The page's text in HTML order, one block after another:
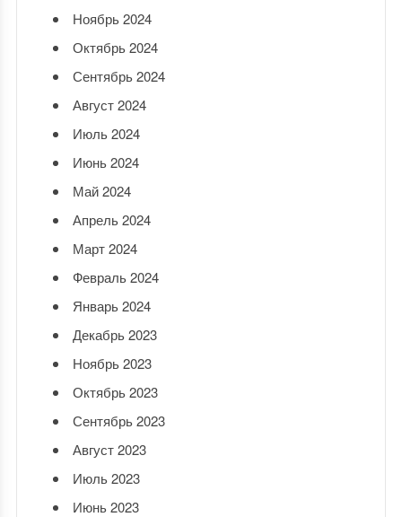
Ноябрь 2024
Октябрь 2024
Сентябрь 2024
Август 2024
Июль 2024
Июнь 2024
Май 2024
Апрель 2024
Март 2024
Февраль 2024
Январь 2024
Декабрь 2023
Ноябрь 2023
Октябрь 2023
Сентябрь 2023
Август 2023
Июль 2023
Июнь 2023